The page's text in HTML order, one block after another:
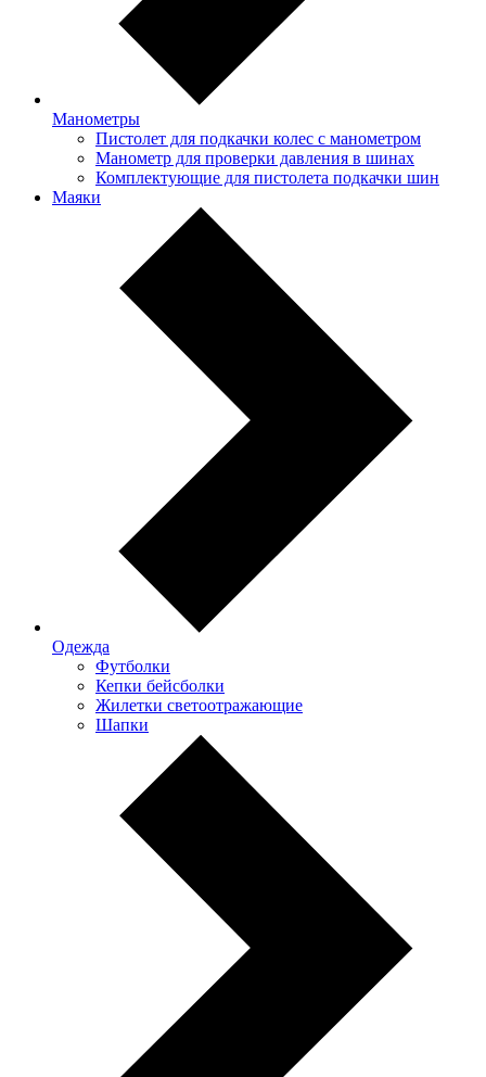
Манометры
Пистолет для подкачки колес с манометром
Манометр для проверки давления в шинах
Комплектующие для пистолета подкачки шин
Маяки
Одежда
Футболки
Кепки бейсболки
Жилетки светоотражающие
Шапки